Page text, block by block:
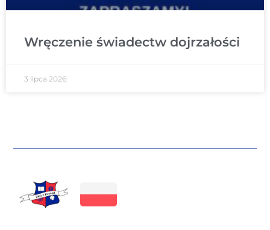
Wręczenie świadectw dojrzałości
3 lipca 2026